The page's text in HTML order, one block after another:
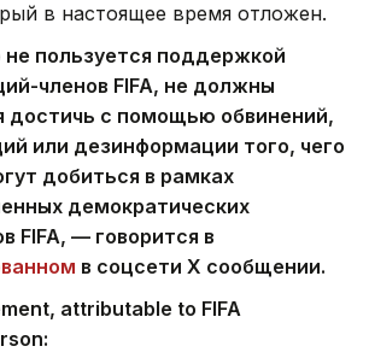
в настоящее время отложен.
пользуется поддержкой
членов FIFA, не должны
достичь с помощью обвинений,
или дезинформации того, чего
добиться в рамках
демократических
FIFA, — говорится в
в соцсети Х сообщении.
attributable to FIFA